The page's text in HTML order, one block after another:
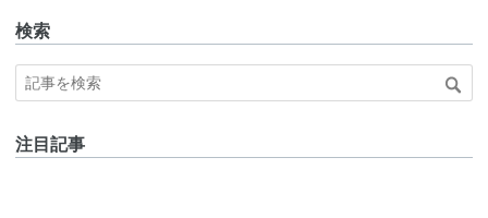
検索
注目記事